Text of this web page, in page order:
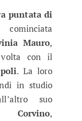
puntata di
Mauro,
con il
. La loro
in studio
suo
Corvino,